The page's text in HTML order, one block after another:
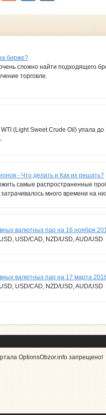
бирже?
сложно найти подходящего
торговле.
(Light Sweet Crude Oil) упала
- Что делать и Как их решать?
самые распространенные
много времени на
валютных пар на 16 ноября
USD/CAD, NZD/USD, AUD/USD
валютных пар на 17 марта
USD/CAD, NZD/USD, AUD/USD
OptionsObzor.info запрещено!